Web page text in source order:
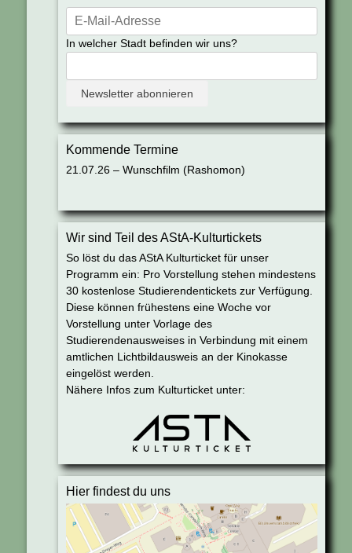
In welcher Stadt befinden wir uns?
Kommende Termine
21.07.26 – Wunschfilm (Rashomon)
Wir sind Teil des AStA-Kulturtickets
So löst du das AStA Kulturticket für unser
Programm ein: Pro Vorstellung stehen mindestens
30 kostenlose Studierendentickets zur Verfügung.
Diese können frühestens eine Woche vor
Vorstellung unter Vorlage des
Studierendenausweises in Verbindung mit einem
amtlichen Lichtbildausweis an der Kinokasse
eingelöst werden.
Nähere Infos zum Kulturticket unter:
Hier findest du uns